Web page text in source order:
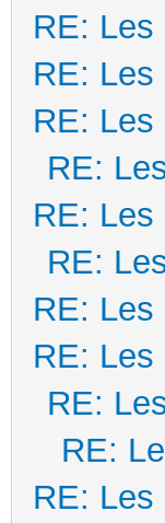
RE: Les
RE: Les
RE: Les
RE:
RE: Les
RE:
RE: Les
RE: Les
RE:
RE:
RE: Les